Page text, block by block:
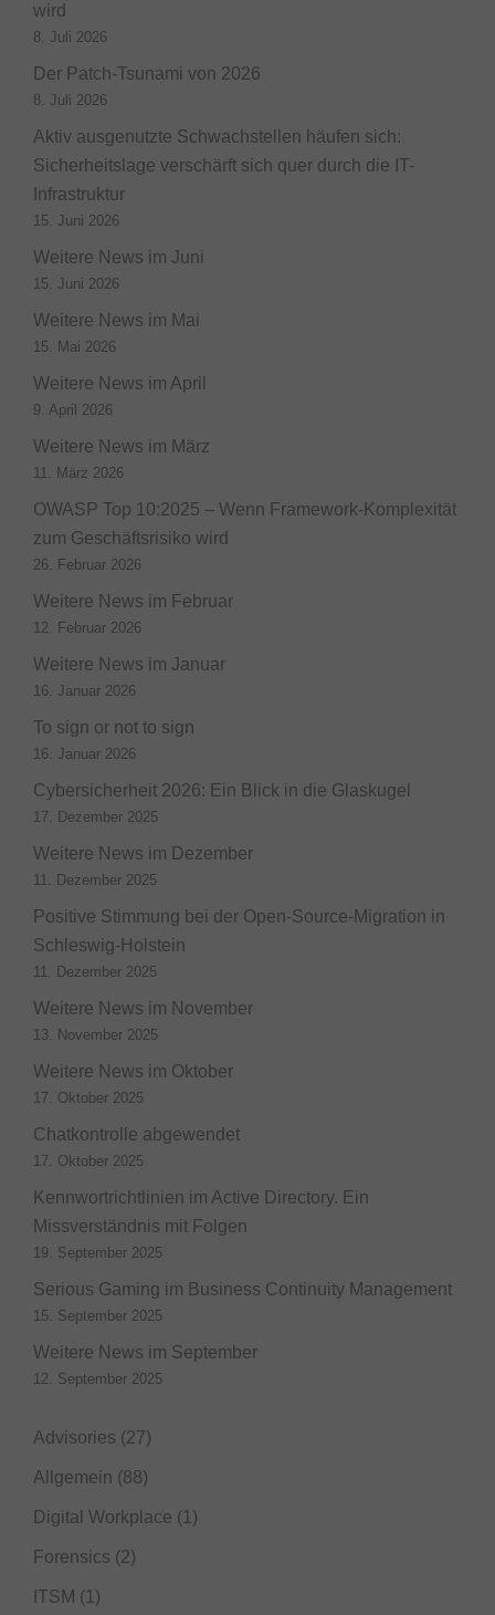
wird
8. Juli 2026
Der Patch-Tsunami von 2026
8. Juli 2026
Aktiv ausgenutzte Schwachstellen häufen sich:
Sicherheitslage verschärft sich quer durch die IT-
Infrastruktur
15. Juni 2026
Weitere News im Juni
15. Juni 2026
Weitere News im Mai
15. Mai 2026
Weitere News im April
9. April 2026
Weitere News im März
11. März 2026
OWASP Top 10:2025 – Wenn Framework-Komplexität
zum Geschäftsrisiko wird
26. Februar 2026
Weitere News im Februar
12. Februar 2026
Weitere News im Januar
16. Januar 2026
To sign or not to sign
16. Januar 2026
Cybersicherheit 2026: Ein Blick in die Glaskugel
17. Dezember 2025
Weitere News im Dezember
11. Dezember 2025
Positive Stimmung bei der Open-Source-Migration in
Schleswig-Holstein
11. Dezember 2025
Weitere News im November
13. November 2025
Weitere News im Oktober
17. Oktober 2025
Chatkontrolle abgewendet
17. Oktober 2025
Kennwortrichtlinien im Active Directory. Ein
Missverständnis mit Folgen
19. September 2025
Serious Gaming im Business Continuity Management
15. September 2025
Weitere News im September
12. September 2025
Advisories (27)
Allgemein (88)
Digital Workplace (1)
Forensics (2)
ITSM (1)